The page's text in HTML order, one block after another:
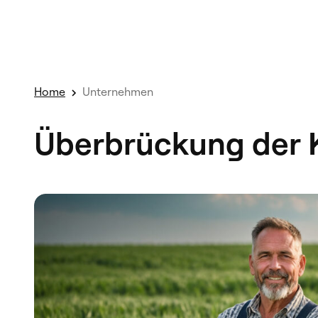
Home Unternehmen
Überbrückung der